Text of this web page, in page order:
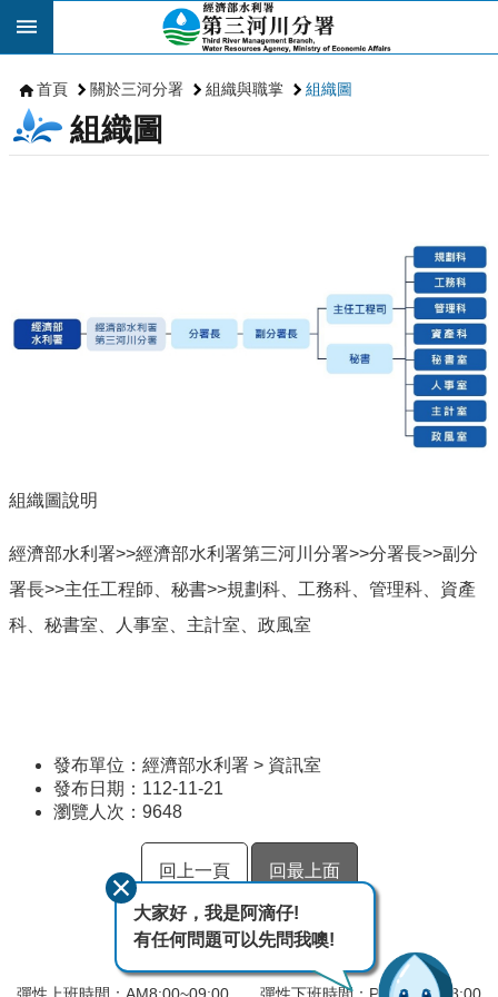
跳到主要內容區塊
首頁 關於三河分署 組織與職掌 組織圖
組織圖
組織圖說明
經濟部水利署>>經濟部水利署第三河川分署>>分署長>>副分
署長>>主任工程師、秘書>>規劃科、工務科、管理科、資產
科、秘書室、人事室、主計室、政風室
發布單位：經濟部水利署 > 資訊室
發布日期：112-11-21
瀏覽人次： 9648
回上一頁 回最上面
大家好，我是阿滴仔!
有任何問題可以先問我噢!